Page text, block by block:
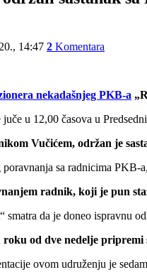
14:47 2 Komentara
nekadašnjeg PKB-a
juče u 12,00 časova u
Vučićem, održan je
sa radnicima
radnik, koji je pun
smatra da je doneo ispravnu
od dve nedelje
ovom udruženju je